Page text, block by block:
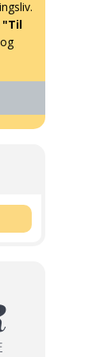
"Til
og